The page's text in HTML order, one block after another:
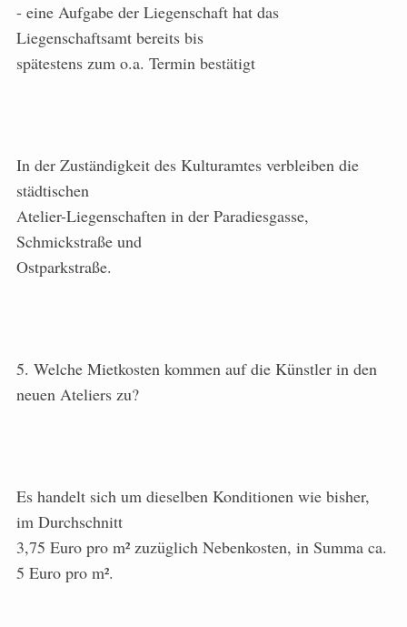
- eine Aufgabe der Liegenschaft hat das
Liegenschaftsamt bereits bis
spätestens zum o.a. Termin bestätigt
In der Zuständigkeit des Kulturamtes verbleiben die
städtischen
Atelier-Liegenschaften in der Paradiesgasse,
Schmickstraße und
Ostparkstraße.
5. Welche Mietkosten kommen auf die Künstler in den
neuen Ateliers zu?
Es handelt sich um dieselben Konditionen wie bisher,
im Durchschnitt
3,75 Euro pro m² zuzüglich Nebenkosten, in Summa ca.
5 Euro pro m².